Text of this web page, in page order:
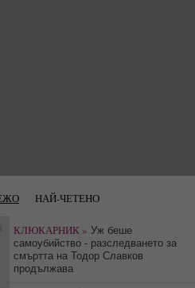
НАЙ-ЧЕТЕНО
КЛЮКАРНИК » Уж беше
самоубийство - разследването за
смъртта на Тодор Славков
продължава